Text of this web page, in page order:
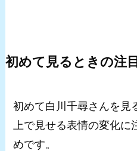
初めて見るときの注
初めて白川千尋さんを見
上で見せる表情の変化
めです。